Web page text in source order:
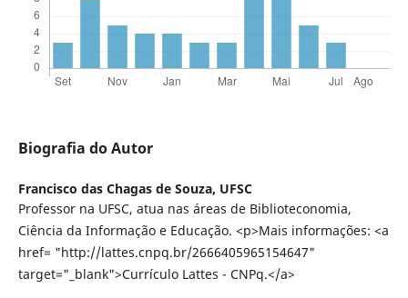
Biografia do Autor
Francisco das Chagas de Souza, UFSC
Professor na UFSC, atua nas áreas de Biblioteconomia,
Ciência da Informação e Educação. <p>Mais informações: <a
href= "http://lattes.cnpq.br/2666405965154647"
target="_blank">Currículo Lattes - CNPq.</a>